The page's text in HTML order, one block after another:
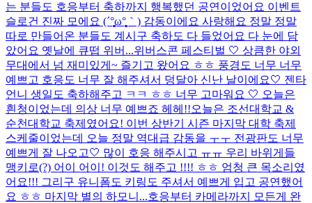
는 분들도 호응부터 축하까지 행복했던 공연이었어요 이벤트
슬로건 진짜 모에요 (´°̥̥̥̥̥̥̥̥ω°̥̥̥̥̥̥̥̥｀) 감동이에요 사랑해요 정말 정말
따로 만들어온 분들도 계시구 축하도 다 들었어요 다 눈에 담
았어요 옛날에 큐떱 위버...위버스콘 페스티벌 🤍 상큼한 야외
무대에서 넘 재미있게~ 즐기고 왔어요 ㅎㅎ 풍경도 너무 너무
예쁘고 호응도 너무 잘 해주셔서 덩달아 신난 날이에요🤍 젠타
언니 생일도 축하해주고 ㅋㅋ ㅎㅎ 너무 고마워요 🤍 오늘은
흰청이었는데 의상 너무 예쁘죠 헤헤!!오늘은 조선대학교 &
순천대학교 축제였어요! 이번 상반기 시즌 마지막 대학 축제
스케줄이었는데 오늘 정말 역대급 감동을 ㅜㅜ 전광판도 너무
예쁘게 잘 나오고🤍 많이 호응 해주시고 ㅠㅠ 우리 바위게들
맹키로(?) 어이 어이! 이것도 해주고 !!!! ㅎㅎ 엄청 큰 목소리였
어요!!! 그리구 유니폼도 키링도 주셔서 예쁘게 입고 공연했어
요 ㅎㅎ 마지막 별의 하모니...호응부터 카메라까지 모든게 완